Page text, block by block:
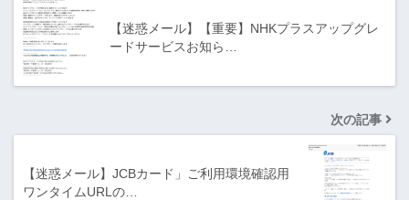
【迷惑メール】【重要】NHKプラスアップグレ
ードサービスお知ら…
次の記事
【迷惑メール】JCBカード」ご利用環境確認用
ワンタイムURLの…